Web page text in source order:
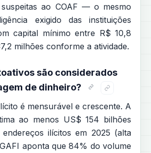
ao COAF — o mesmo
exigido das instituições
capital mínimo entre R$ 10,8
milhões conforme a atividade.
são considerados
de dinheiro?
é mensurável e crescente. A
ao menos US$ 154 bilhões
ilícitos em 2025 (alta
aponta que 84% do volume